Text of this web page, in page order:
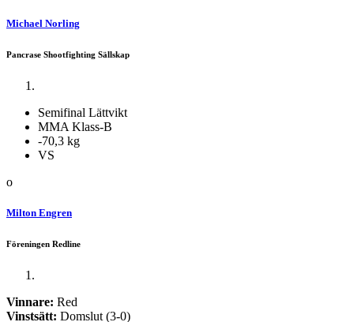
Michael Norling
Pancrase Shootfighting Sällskap
Semifinal Lättvikt
MMA Klass-B
-70,3 kg
VS
o
Milton Engren
Föreningen Redline
Vinnare: Red
Vinstsätt: Domslut (3-0)